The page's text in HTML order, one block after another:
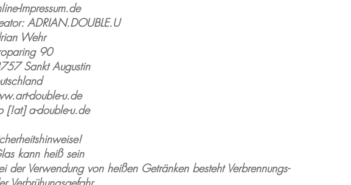
Impressum.de
ADRIAN.DOUBLE.U
Wehr
90
Sankt Augustin
double-u.de
[!at] a-double-u.de
kann heiß sein
der Verwendung von heißen Getränken besteht Verbrennungs-